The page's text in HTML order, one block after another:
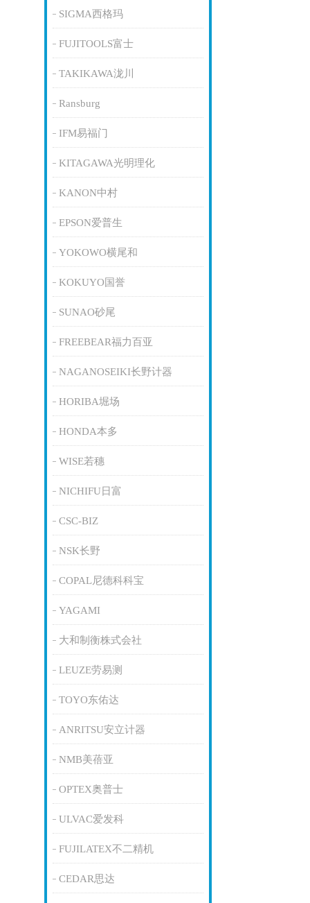
SIGMA西格玛
FUJITOOLS富士
TAKIKAWA泷川
Ransburg
IFM易福门
KITAGAWA光明理化
KANON中村
EPSON爱普生
YOKOWO横尾和
KOKUYO国誉
SUNAO砂尾
FREEBEAR福力百亚
NAGANOSEIKI长野计器
HORIBA堀场
HONDA本多
WISE若穗
NICHIFU日富
CSC-BIZ
NSK长野
COPAL尼德科科宝
YAGAMI
大和制衡株式会社
LEUZE劳易测
TOYO东佑达
ANRITSU安立计器
NMB美蓓亚
OPTEX奥普士
ULVAC爱发科
FUJILATEX不二精机
CEDAR思达